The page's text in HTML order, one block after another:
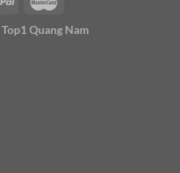
Top1 Quang Nam